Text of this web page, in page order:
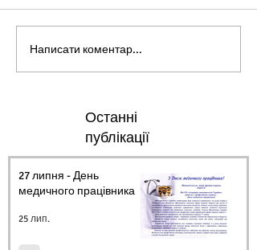
Написати коментар...
Останні
публікації
27 липня - День
медичного працівника.
25 лип.